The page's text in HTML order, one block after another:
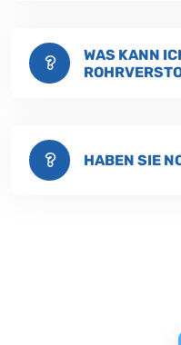
WAS KANN
HABEN SIE